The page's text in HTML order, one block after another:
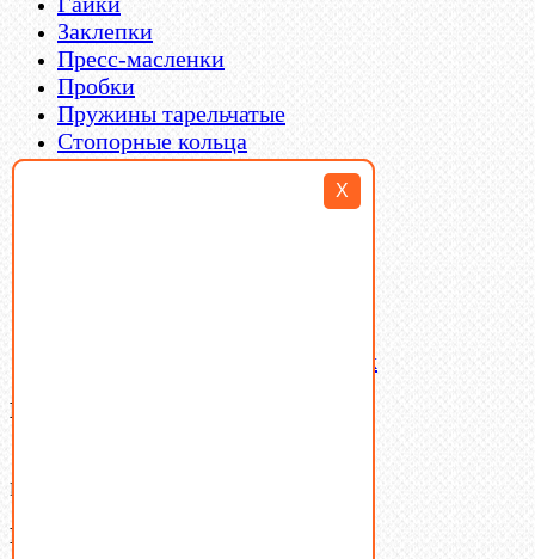
X
Заклепки
Пресс-масленки
Пробки
Пружины тарельчатые
Стопорные кольца
Такелаж
Латунный и бронзовый крепеж
Ваша корзина
В корзине нет товаров.
Поиск